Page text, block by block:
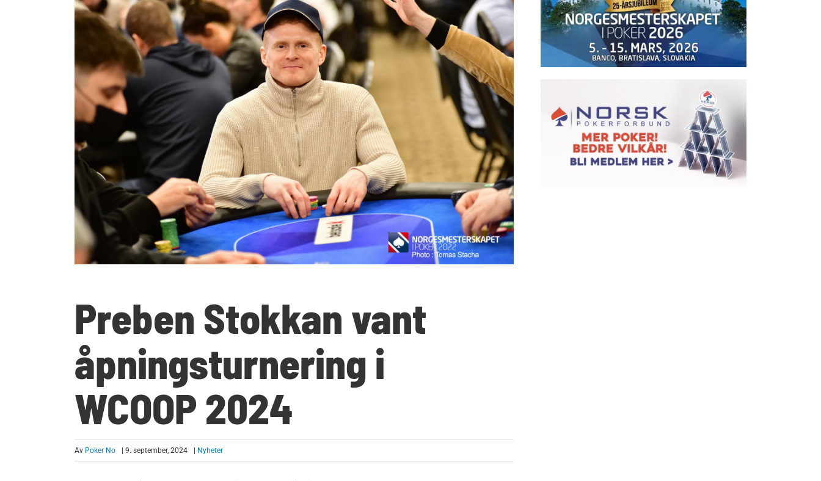
Preben Stokkan vant
åpningsturnering i
WCOOP 2024
Av Poker No | 9. september, 2024 Nyheter